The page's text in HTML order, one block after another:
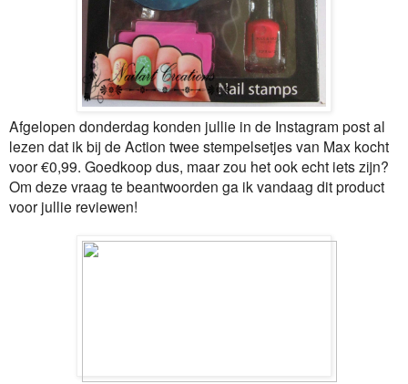
Afgelopen donderdag konden jullie in de Instagram post al
lezen dat ik bij de Action twee stempelsetjes van Max kocht
voor €0,99. Goedkoop dus, maar zou het ook echt iets zijn?
Om deze vraag te beantwoorden ga ik vandaag dit product
voor jullie reviewen!